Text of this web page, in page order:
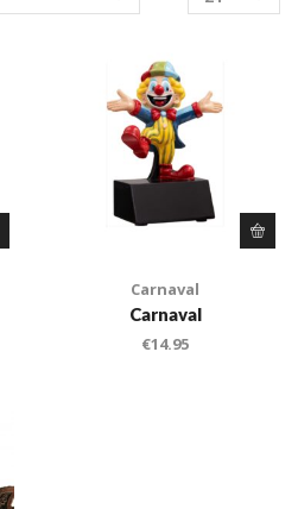
Carnaval
Carnaval
€14.95